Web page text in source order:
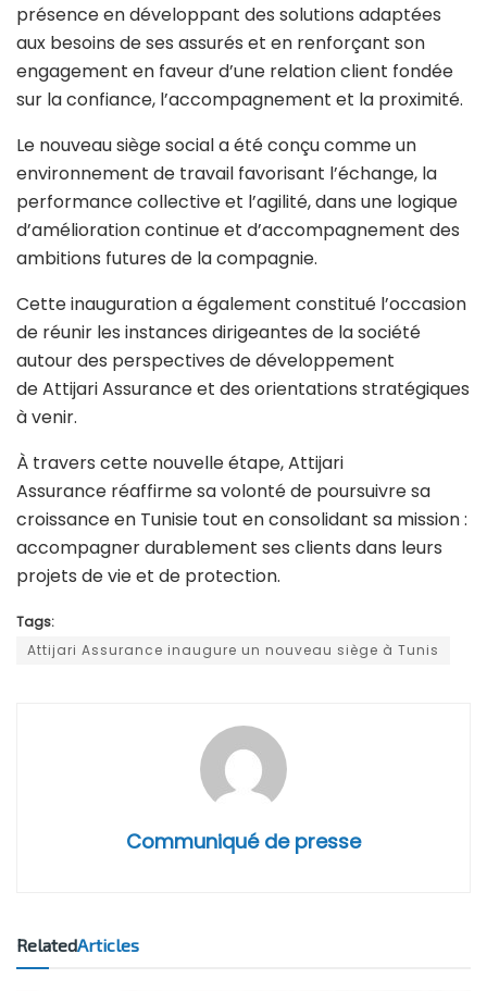
présence en développant des solutions adaptées
aux besoins de ses assurés et en renforçant son
engagement en faveur d’une relation client fondée
sur la confiance, l’accompagnement et la proximité.
Le nouveau siège social a été conçu comme un
environnement de travail favorisant l’échange, la
performance collective et l’agilité, dans une logique
d’amélioration continue et d’accompagnement des
ambitions futures de la compagnie.
Cette inauguration a également constitué l’occasion
de réunir les instances dirigeantes de la société
autour des perspectives de développement
de Attijari Assurance et des orientations stratégiques
à venir.
À travers cette nouvelle étape, Attijari
Assurance réaffirme sa volonté de poursuivre sa
croissance en Tunisie tout en consolidant sa mission :
accompagner durablement ses clients dans leurs
projets de vie et de protection.
Tags:
Attijari Assurance inaugure un nouveau siège à Tunis
Communiqué de presse
RelatedArticles